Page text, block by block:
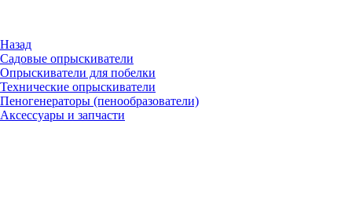
Назад
Садовые опрыскиватели
Опрыскиватели для побелки
Технические опрыскиватели
Пеногенераторы (пенообразователи)
Аксессуары и запчасти